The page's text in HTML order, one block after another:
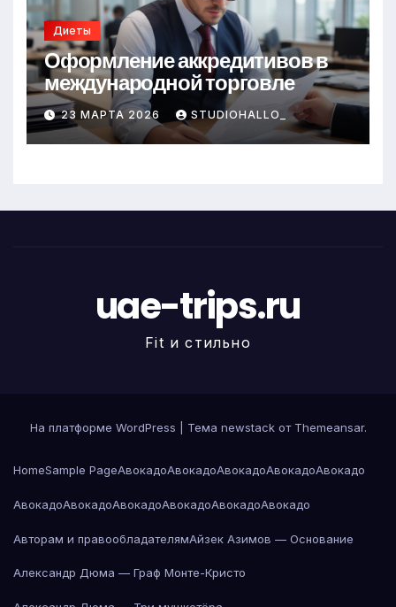
Диеты
Оформление аккредитивов в
международной торговле
23 МАРТА 2026 STUDIOHALLO_
uae-trips.ru
Fit и стильно
На платформе WordPress Тема newstack от Themeansar.
HomeSample PageАвокадоАвокадоАвокадоАвокадоАвокадо
АвокадоАвокадоАвокадоАвокадоАвокадоАвокадо
Авторам и правообладателямАйзек Азимов — Основание
Александр Дюма — Граф Монте-Кристо